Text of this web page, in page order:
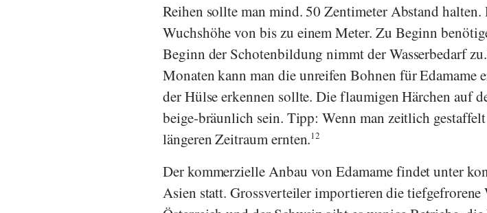
Reihen sollte man mind. 50 Zentimeter Abstand
Wuchshöhe von bis zu einem Meter. Zu Beginn
Beginn der Schotenbildung nimmt der Wasserbedarf zu.
Monaten kann man die unreifen Bohnen für Edamame
der Hülse erkennen sollte. Die flaumigen Härchen auf
beige-bräunlich sein. Tipp: Wenn man zeitlich
längeren Zeitraum ernten.12
Der kommerzielle Anbau von Edamame findet unter
Asien statt. Grossverteiler importieren die tiefgefrorene